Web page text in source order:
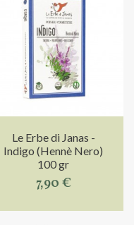
Le Erbe di Janas -
Indigo (Hennè Nero)
100 gr
7,90 €